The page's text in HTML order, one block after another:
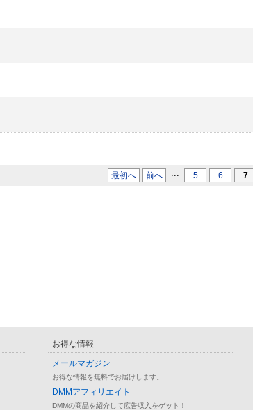
最初へ 前へ ... 5 6 7
お得な情報
メールマガジン
お得な情報を無料でお届けします。
DMMアフィリエイト
DMMの商品を紹介して広告収入をゲット！